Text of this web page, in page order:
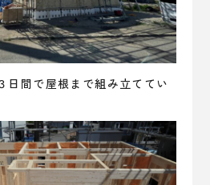
日間で屋根まで組み立ててい